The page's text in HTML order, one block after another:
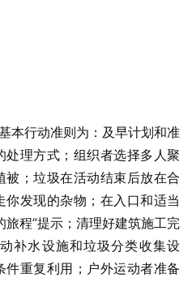
行动准则为：及早计划和准
理方式；组织者选择多人聚
；垃圾在活动结束后放在合
发现的杂物；在入口和适当
旅程”提示；清理好建筑施工完
补水设施和垃圾分类收集设
重复利用；户外运动者准备